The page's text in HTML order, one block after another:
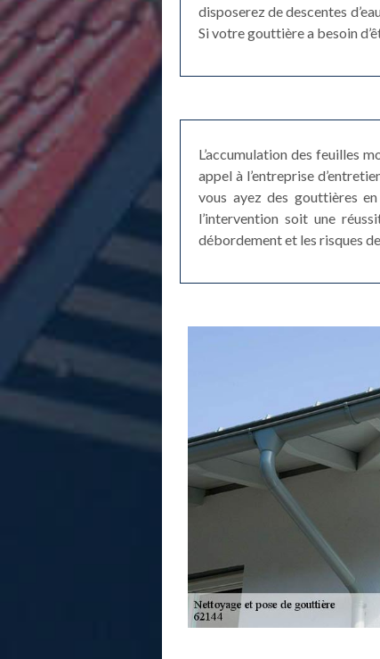
disposerez de descentes
Si votre gouttière a besoin
L’accumulation des feuilles
appel à l’entreprise
vous ayez des gouttières
l’intervention soit une
débordement et les risques